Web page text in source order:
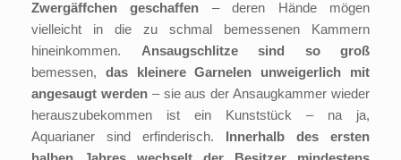
Zwergäffchen geschaffen – deren Hände mögen
vielleicht in die zu schmal bemessenen Kammern
hineinkommen. Ansaugschlitze sind so groß
bemessen, das kleinere Garnelen unweigerlich mit
angesaugt werden– sie aus der Ansaugkammer wieder
herauszubekommen ist ein Kunststück – na ja,
Aquarianer sind erfinderisch. Innerhalb des ersten